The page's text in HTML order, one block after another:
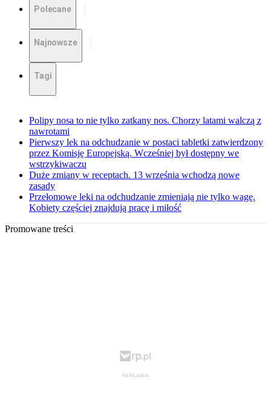
Polecane
Najnowsze
Tagi
Polipy nosa to nie tylko zatkany nos. Chorzy latami walczą z
nawrotami
Pierwszy lek na odchudzanie w postaci tabletki zatwierdzony
przez Komisję Europejską. Wcześniej był dostępny we
wstrzykiwaczu
Duże zmiany w receptach. 13 września wchodzą nowe
zasady
Przełomowe leki na odchudzanie zmieniają nie tylko wagę.
Kobiety częściej znajdują pracę i miłość
Promowane treści